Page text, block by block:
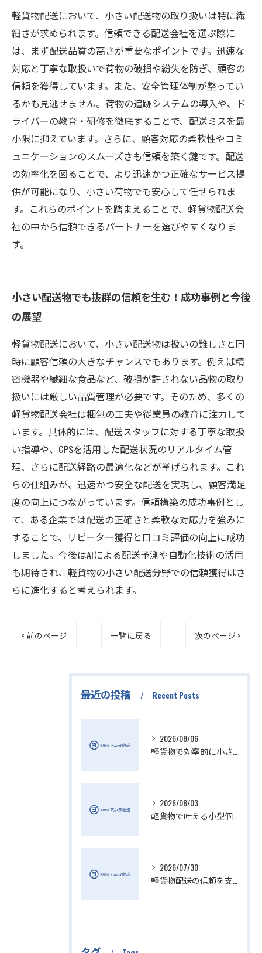
軽貨物配送において、小さい配送物の取り扱いは特に繊
細さが求められます。信頼できる配送会社を選ぶ際に
は、まず配送品質の高さが重要なポイントです。迅速な
対応と丁寧な取扱いで荷物の破損や紛失を防ぎ、顧客の
信頼を獲得しています。また、安全管理体制が整ってい
るかも見逃せません。荷物の追跡システムの導入や、ド
ライバーの教育・研修を徹底することで、配送ミスを最
小限に抑えています。さらに、顧客対応の柔軟性やコミ
ュニケーションのスムーズさも信頼を築く鍵です。配送
の効率化を図ることで、より迅速かつ正確なサービス提
供が可能になり、小さい荷物でも安心して任せられま
す。これらのポイントを踏まえることで、軽貨物配送会
社の中から信頼できるパートナーを選びやすくなりま
す。
小さい配送物でも抜群の信頼を生む！成功事例と今後
の展望
軽貨物配送において、小さい配送物は扱いの難しさと同
時に顧客信頼の大きなチャンスでもあります。例えば精
密機器や繊細な食品など、破損が許されない品物の取り
扱いには厳しい品質管理が必要です。そのため、多くの
軽貨物配送会社は梱包の工夫や従業員の教育に注力して
います。具体的には、配送スタッフに対する丁寧な取扱
い指導や、GPSを活用した配送状況のリアルタイム管
理、さらに配送経路の最適化などが挙げられます。これ
らの仕組みが、迅速かつ安全な配送を実現し、顧客満足
度の向上につながっています。信頼構築の成功事例とし
て、ある企業では配送の正確さと柔軟な対応力を強みに
することで、リピーター獲得と口コミ評価の向上に成功
しました。今後はAIによる配送予測や自動化技術の活用
も期待され、軽貨物の小さい配送分野での信頼獲得はさ
らに進化すると考えられます。
< 前のページ 一覧に戻る 次のページ >
最近の投稿 Recent Posts
2026/08/06
2026/08/03
2026/07/30